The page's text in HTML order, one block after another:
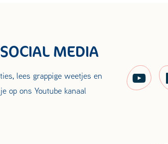
MEDIA
lees grappige weetjes en
op ons Youtube kanaal